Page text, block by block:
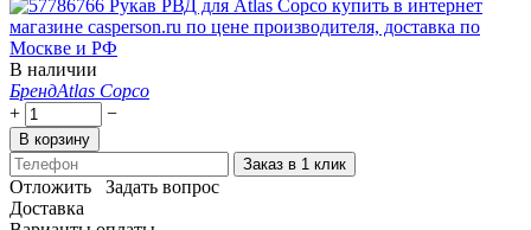
В наличии
БрендAtlas Copco
+
−
В корзину
Заказ в 1 клик
Отложить
Задать вопрос
Доставка